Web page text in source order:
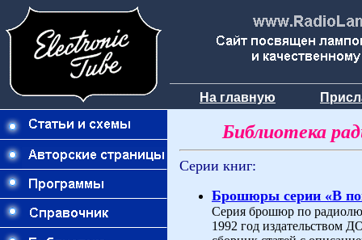
На главную
Библиотека
Серии книг:
Брошюры серии «В
Серия брошюр по
1992 год издательством